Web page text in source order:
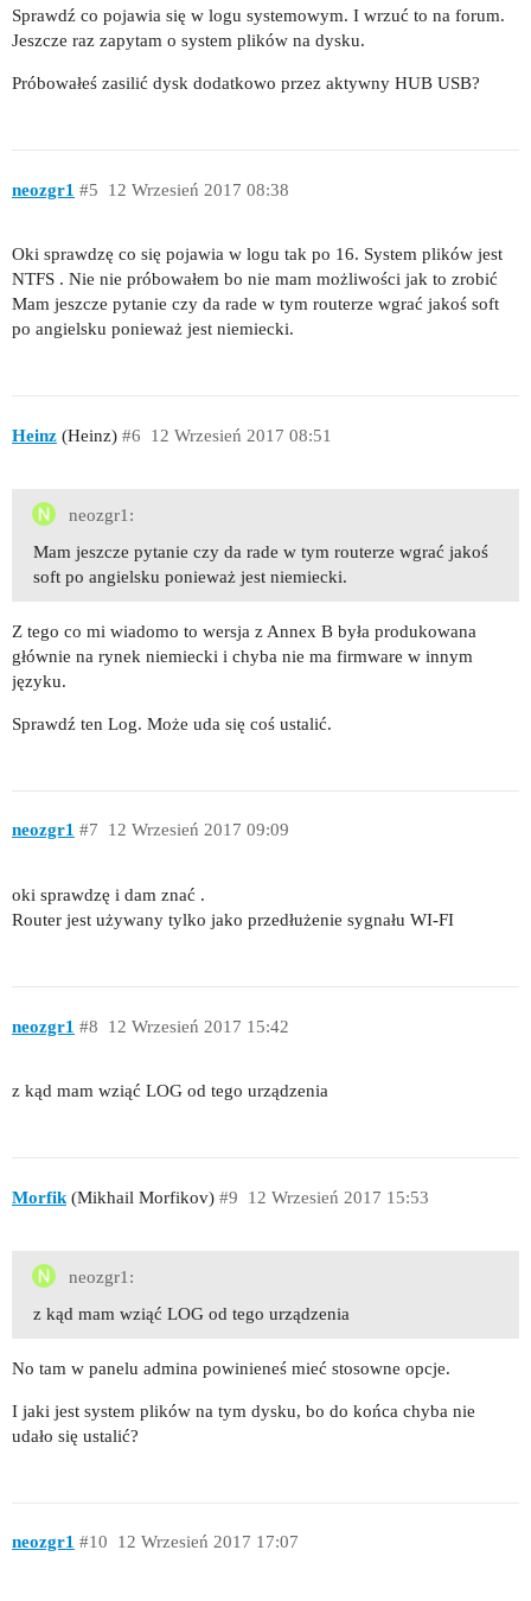
Sprawdź co pojawia się w logu systemowym. I wrzuć to na forum.
Jeszcze raz zapytam o system plików na dysku.
Próbowałeś zasilić dysk dodatkowo przez aktywny HUB USB?
neozgr1 12 Wrzesień 2017 08:38
#5
Oki sprawdzę co się pojawia w logu tak po 16. System plików jest
NTFS . Nie nie próbowałem bo nie mam możliwości jak to zrobić
Mam jeszcze pytanie czy da rade w tym routerze wgrać jakoś soft
po angielsku ponieważ jest niemiecki.
Heinz (Heinz) 12 Wrzesień 2017 08:51
#6
neozgr1:
Mam jeszcze pytanie czy da rade w tym routerze wgrać jakoś
soft po angielsku ponieważ jest niemiecki.
Z tego co mi wiadomo to wersja z Annex B była produkowana
głównie na rynek niemiecki i chyba nie ma firmware w innym
języku.
Sprawdź ten Log. Może uda się coś ustalić.
neozgr1 12 Wrzesień 2017 09:09
#7
oki sprawdzę i dam znać .
Router jest używany tylko jako przedłużenie sygnału WI-FI
neozgr1 12 Wrzesień 2017 15:42
#8
z kąd mam wziąć LOG od tego urządzenia
Morfik (Mikhail Morfikov) 12 Wrzesień 2017 15:53
#9
neozgr1:
z kąd mam wziąć LOG od tego urządzenia
No tam w panelu admina powinieneś mieć stosowne opcje.
I jaki jest system plików na tym dysku, bo do końca chyba nie
udało się ustalić?
neozgr1 12 Wrzesień 2017 17:07
#10